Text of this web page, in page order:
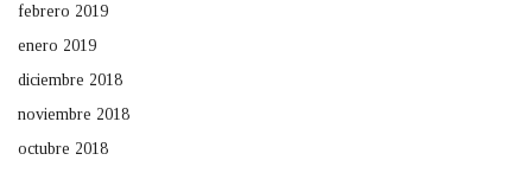
febrero 2019
enero 2019
diciembre 2018
noviembre 2018
octubre 2018